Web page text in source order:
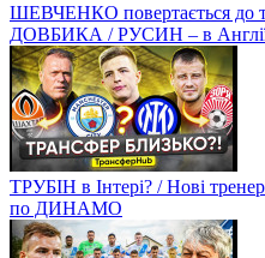
ШЕВЧЕНКО повертається до
ДОВБИКА / РУСИН – в
ТРУБІН в Інтері? / Нові
по ДИНАМО